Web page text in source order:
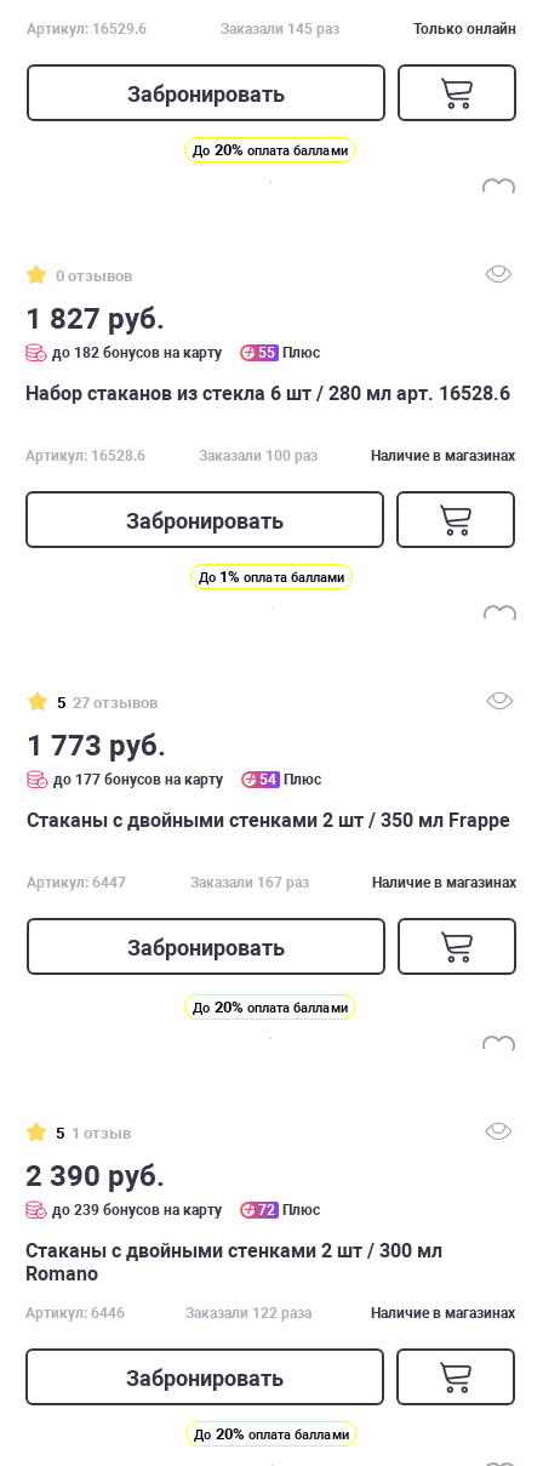
Артикул: 16529.6 Заказали 145 раз Только онлайн
Забронировать
До 20% оплата баллами
0 отзывов
1 827 руб.
до 182 бонусов на карту 55 Плюс
Набор стаканов из стекла 6 шт / 280 мл арт. 16528.6
Артикул: 16528.6 Заказали 100 раз Наличие в магазинах
Забронировать
До 1% оплата баллами
5 27 отзывов
1 773 руб.
до 177 бонусов на карту 54 Плюс
Стаканы с двойными стенками 2 шт / 350 мл Frappe
Артикул: 6447 Заказали 167 раз Наличие в магазинах
Забронировать
До 20% оплата баллами
5 1 отзыв
2 390 руб.
до 239 бонусов на карту 72 Плюс
Стаканы с двойными стенками 2 шт / 300 мл
Romano
Артикул: 6446 Заказали 122 раза Наличие в магазинах
Забронировать
До 20% оплата баллами